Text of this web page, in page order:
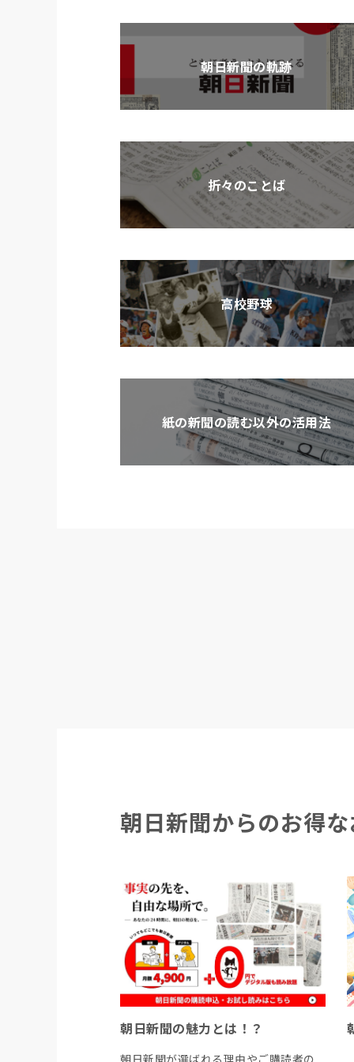
朝日新聞の軌跡
折々のことば
高校野球
紙の新聞の読む以外の活用法
朝日新聞からのお得
朝日新聞の魅力とは！？
朝日新聞が選ばれる理由やご購読者の